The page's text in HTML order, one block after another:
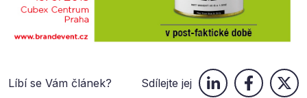
Líbí se Vám článek? Sdílejte jej